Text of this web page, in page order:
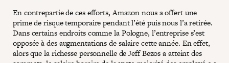
En contrepartie de ces efforts, Amazon nous a offert une
prime de risque temporaire pendant l’été puis nous l’a retirée.
Dans certains endroits comme la Pologne, l’entreprise s’est
opposée à des augmentations de salaire cette année. En effet,
alors que la richesse personnelle de Jeff Bezos a atteint des